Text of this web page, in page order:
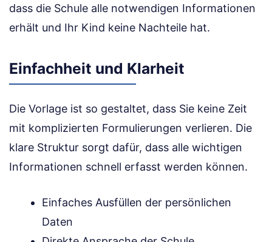
dass die Schule alle notwendigen Informationen
erhält und Ihr Kind keine Nachteile hat.
Einfachheit und Klarheit
Die Vorlage ist so gestaltet, dass Sie keine Zeit
mit komplizierten Formulierungen verlieren. Die
klare Struktur sorgt dafür, dass alle wichtigen
Informationen schnell erfasst werden können.
Einfaches Ausfüllen der persönlichen
Daten